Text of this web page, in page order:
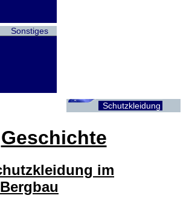
Sonstiges
Schutzkleidung
Geschichte
im